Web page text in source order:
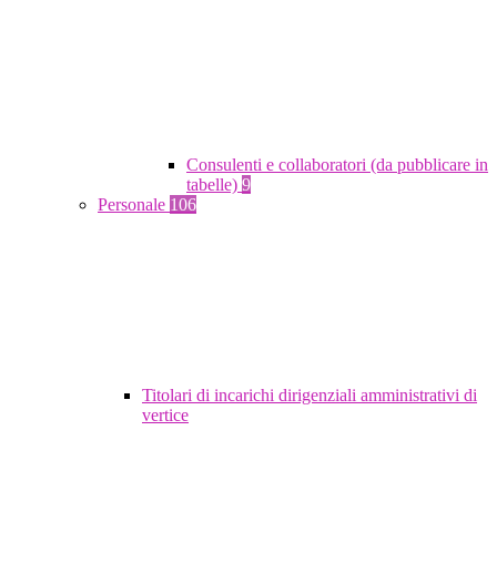
Consulenti e collaboratori (da pubblicare in
tabelle) 9
Personale 106
Titolari di incarichi dirigenziali amministrativi di
vertice